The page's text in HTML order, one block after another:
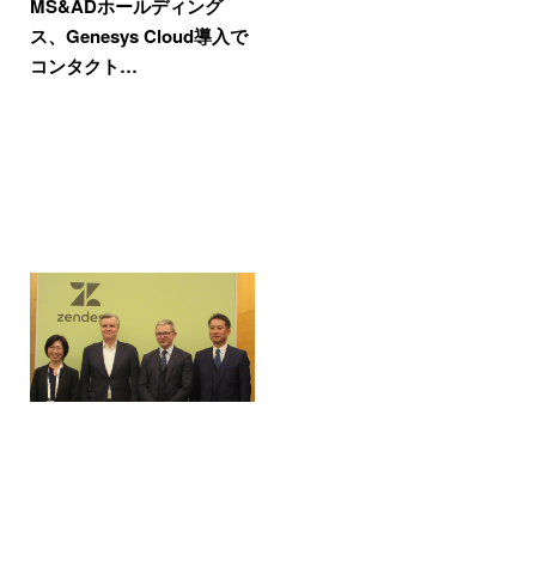
MS&ADホールディング
ス、Genesys Cloud導入で
コンタクト…